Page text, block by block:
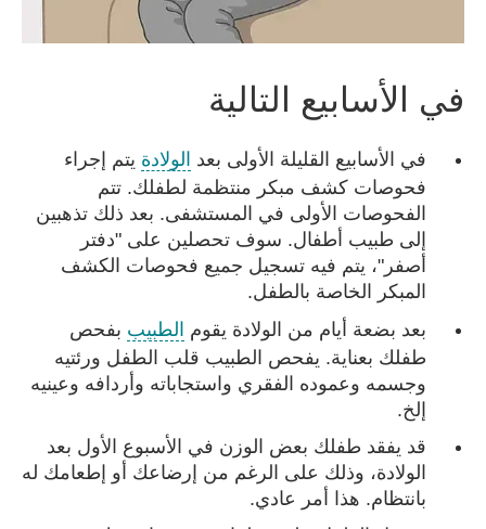
في الأسابيع التالية
في الأسابيع القليلة الأولى بعد الولادة يتم إجراء
فحوصات كشف مبكر منتظمة لطفلك. تتم
الفحوصات الأولى في المستشفى. بعد ذلك تذهبين
إلى طبيب أطفال. سوف تحصلين على "دفتر
أصفر"، يتم فيه تسجيل جميع فحوصات الكشف
المبكر الخاصة بالطفل.
بعد بضعة أيام من الولادة يقوم الطبيب بفحص
طفلك بعناية. يفحص الطبيب قلب الطفل ورئتيه
وجسمه وعموده الفقري واستجاباته وأردافه وعينيه
إلخ.
قد يفقد طفلك بعض الوزن في الأسبوع الأول بعد
الولادة، وذلك على الرغم من إرضاعك أو إطعامك له
بانتظام. هذا أمر عادي.